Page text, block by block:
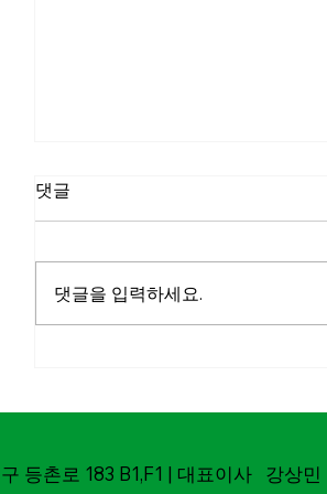
댓글
댓글을 입력하세요.
등촌로 183 B1,F1 | 대표이사 강상민